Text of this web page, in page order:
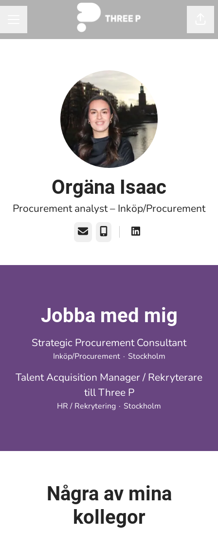
Orgäna Isaac
Procurement analyst – Inköp/Procurement
E-post Telefon
Jobba med mig
Strategic Procurement Consultant
Inköp/Procurement · Stockholm
Talent Acquisition Manager / Rekryterare
till Three P
HR / Rekrytering · Stockholm
Några av mina
kollegor